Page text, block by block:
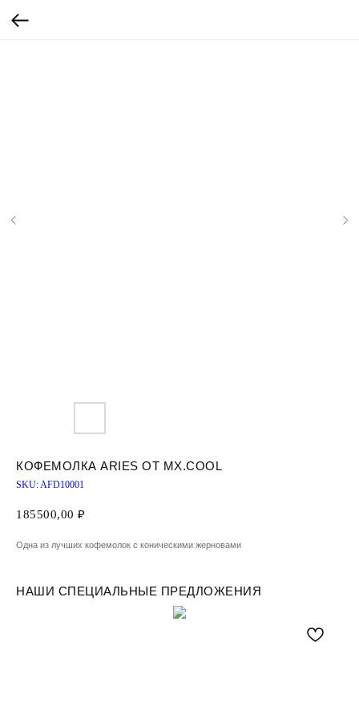
КОФЕМОЛКА ARIES ОТ MX.COOL
SKU:AFD10001
185500,00 ₽
Одна из лучших кофемолок с коническими жерновами
НАШИ СПЕЦИАЛЬНЫЕ ПРЕДЛОЖЕНИЯ